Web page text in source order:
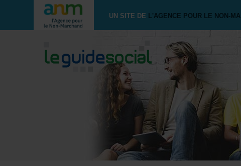
UN SITE DE L'AGENCE POUR LE NON-